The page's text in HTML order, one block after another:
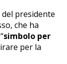
presidente
che ha
simbolo per
per la